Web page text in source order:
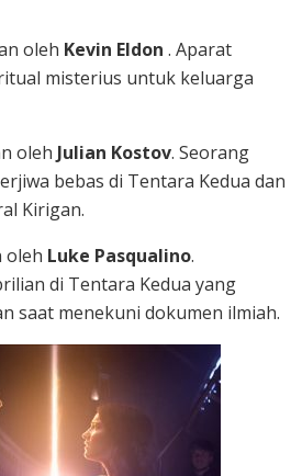
oleh Kevin Eldon . Aparat
misterius untuk keluarga
oleh Julian Kostov. Seorang
bebas di Tentara Kedua dan
Kirigan.
oleh Luke Pasqualino.
di Tentara Kedua yang
saat menekuni dokumen ilmiah.